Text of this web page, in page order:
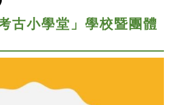
古小學堂」學校暨團體